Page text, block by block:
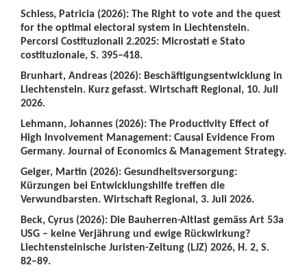
Schiess, Patricia (2026): The Right to vote and the quest
for the optimal electoral system in Liechtenstein.
Percorsi Costituzionali 2.2025: Microstati e Stato
costituzionale, S. 395–418.
Brunhart, Andreas (2026): Beschäftigungsentwicklung in
Liechtenstein. Kurz gefasst. Wirtschaft Regional, 10. Juli
2026.
Lehmann, Johannes (2026): The Productivity Effect of
High Involvement Management: Causal Evidence From
Germany. Journal of Economics & Management Strategy.
Geiger, Martin (2026): Gesundheitsversorgung:
Kürzungen bei Entwicklungshilfe treffen die
Verwundbarsten. Wirtschaft Regional, 3. Juli 2026.
Beck, Cyrus (2026): Die Bauherren-Altlast gemäss Art 53a
USG – keine Verjährung und ewige Rückwirkung?
Liechtensteinische Juristen-Zeitung (LJZ) 2026, H. 2, S.
82–89.